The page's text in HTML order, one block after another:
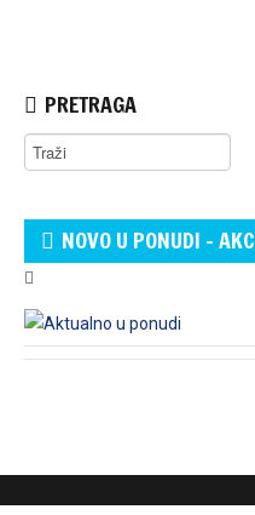
PRETRAGA
NOVO U PONUDI -